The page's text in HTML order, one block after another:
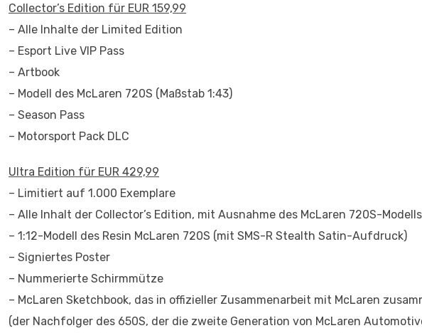
Collector’s Edition für EUR 159,99
– Alle Inhalte der Limited Edition
– Esport Live VIP Pass
– Artbook
– Modell des McLaren 720S (Maßstab 1:43)
– Season Pass
– Motorsport Pack DLC
Ultra Edition für EUR 429,99
– Limitiert auf 1.000 Exemplare
– Alle Inhalt der Collector’s Edition, mit Ausnahme des McLaren 720S-Modells
– 1:12-Modell des Resin McLaren 720S (mit SMS-R Stealth Satin-Aufdruck)
– Signiertes Poster
– Nummerierte Schirmmütze
– McLaren Sketchbook, das in offizieller Zusammenarbeit mit McLaren
(der Nachfolger des 650S, der die zweite Generation von McLaren